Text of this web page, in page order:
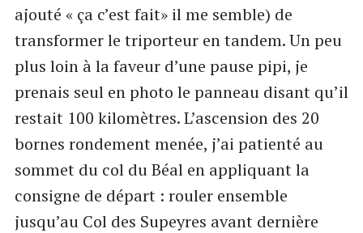
ajouté « ça c’est fait» il me semble) de
transformer le triporteur en tandem. Un peu
plus loin à la faveur d’une pause pipi, je
prenais seul en photo le panneau disant qu’il
restait 100 kilomètres. L’ascension des 20
bornes rondement menée, j’ai patienté au
sommet du col du Béal en appliquant la
consigne de départ : rouler ensemble
jusqu’au Col des Supeyres avant dernière